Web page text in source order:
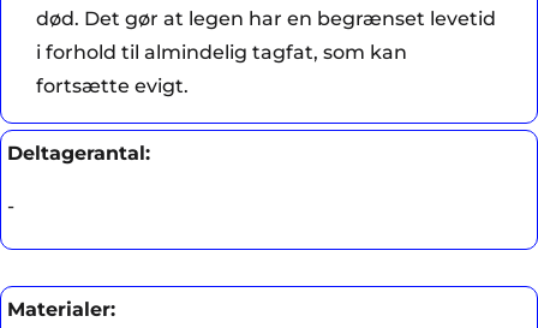
død. Det gør at legen har en begrænset levetid
i forhold til almindelig tagfat, som kan
fortsætte evigt.
Deltagerantal:
-
Materialer: